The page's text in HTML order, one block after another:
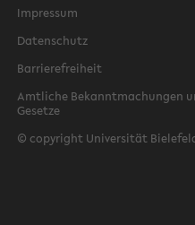
Impressum
Datenschutz
Barrierefreiheit
Amtliche Bekanntmachungen
Gesetze
© copyright Universität